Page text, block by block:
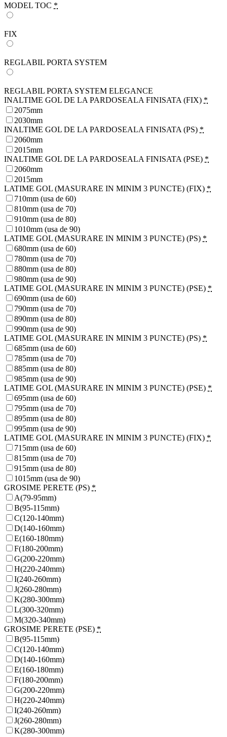
MODEL TOC *
FIX
REGLABIL PORTA SYSTEM
REGLABIL PORTA SYSTEM ELEGANCE
INALTIME GOL DE LA PARDOSEALA FINISATA (FIX) *
2075mm
2030mm
INALTIME GOL DE LA PARDOSEALA FINISATA (PS) *
2060mm
2015mm
INALTIME GOL DE LA PARDOSEALA FINISATA (PSE) *
2060mm
2015mm
LATIME GOL (MASURARE IN MINIM 3 PUNCTE) (FIX) *
710mm (usa de 60)
810mm (usa de 70)
910mm (usa de 80)
1010mm (usa de 90)
LATIME GOL (MASURARE IN MINIM 3 PUNCTE) (PS) *
680mm (usa de 60)
780mm (usa de 70)
880mm (usa de 80)
980mm (usa de 90)
LATIME GOL (MASURARE IN MINIM 3 PUNCTE) (PSE) *
690mm (usa de 60)
790mm (usa de 70)
890mm (usa de 80)
990mm (usa de 90)
LATIME GOL (MASURARE IN MINIM 3 PUNCTE) (PS) *
685mm (usa de 60)
785mm (usa de 70)
885mm (usa de 80)
985mm (usa de 90)
LATIME GOL (MASURARE IN MINIM 3 PUNCTE) (PSE) *
695mm (usa de 60)
795mm (usa de 70)
895mm (usa de 80)
995mm (usa de 90)
LATIME GOL (MASURARE IN MINIM 3 PUNCTE) (FIX) *
715mm (usa de 60)
815mm (usa de 70)
915mm (usa de 80)
1015mm (usa de 90)
GROSIME PERETE (PS) *
A(79-95mm)
B(95-115mm)
C(120-140mm)
D(140-160mm)
E(160-180mm)
F(180-200mm)
G(200-220mm)
H(220-240mm)
I(240-260mm)
J(260-280mm)
K(280-300mm)
L(300-320mm)
M(320-340mm)
GROSIME PERETE (PSE) *
B(95-115mm)
C(120-140mm)
D(140-160mm)
E(160-180mm)
F(180-200mm)
G(200-220mm)
H(220-240mm)
I(240-260mm)
J(260-280mm)
K(280-300mm)